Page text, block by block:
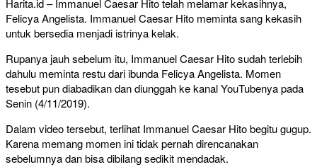
Harita.id – Immanuel Caesar Hito telah melamar kekasihnya,
Felicya Angelista. Immanuel Caesar Hito meminta sang kekasih
untuk bersedia menjadi istrinya kelak.
Rupanya jauh sebelum itu, Immanuel Caesar Hito sudah terlebih
dahulu meminta restu dari ibunda Felicya Angelista. Momen
tesebut pun diabadikan dan diunggah ke kanal YouTubenya pada
Senin (4/11/2019).
Dalam video tersebut, terlihat Immanuel Caesar Hito begitu gugup.
Karena memang momen ini tidak pernah direncanakan
sebelumnya dan bisa dibilang sedikit mendadak.